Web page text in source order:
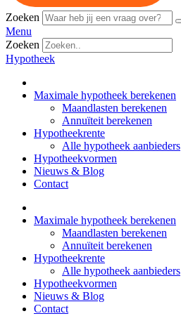
Zoeken
Menu
Zoeken
Hypotheek
Maximale hypotheek berekenen
Maandlasten berekenen
Annuïteit berekenen
Hypotheekrente
Alle hypotheek aanbieders
Hypotheekvormen
Nieuws & Blog
Contact
Maximale hypotheek berekenen
Maandlasten berekenen
Annuïteit berekenen
Hypotheekrente
Alle hypotheek aanbieders
Hypotheekvormen
Nieuws & Blog
Contact